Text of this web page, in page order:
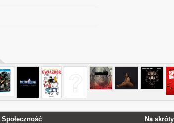
Społeczność Na skróty